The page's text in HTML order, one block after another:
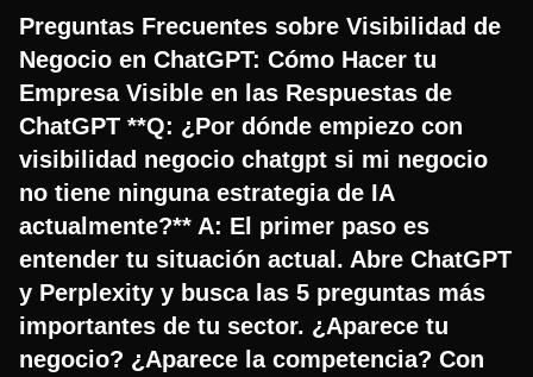
Preguntas Frecuentes sobre Visibilidad de
Negocio en ChatGPT: Cómo Hacer tu
Empresa Visible en las Respuestas de
ChatGPT **Q: ¿Por dónde empiezo con
visibilidad negocio chatgpt si mi negocio
no tiene ninguna estrategia de IA
actualmente?** A: El primer paso es
entender tu situación actual. Abre ChatGPT
y Perplexity y busca las 5 preguntas más
importantes de tu sector. ¿Aparece tu
negocio? ¿Aparece la competencia? Con